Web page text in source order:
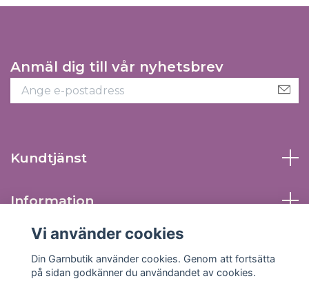
Anmäl dig till vår nyhetsbrev
Kundtjänst
Information
Sociala medier
Vi använder cookies
Din Garnbutik använder cookies. Genom att fortsätta
på sidan godkänner du användandet av cookies.